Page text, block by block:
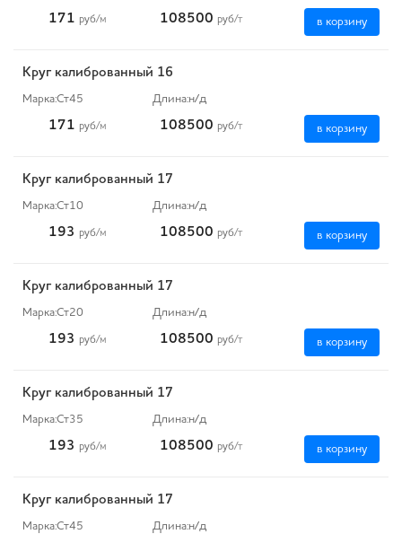
171 руб/м 108500 руб/т в корзину
Круг калиброванный 16
Марка:Ст45 Длина:н/д
171 руб/м 108500 руб/т в корзину
Круг калиброванный 17
Марка:Ст10 Длина:н/д
193 руб/м 108500 руб/т в корзину
Круг калиброванный 17
Марка:Ст20 Длина:н/д
193 руб/м 108500 руб/т в корзину
Круг калиброванный 17
Марка:Ст35 Длина:н/д
193 руб/м 108500 руб/т в корзину
Круг калиброванный 17
Марка:Ст45 Длина:н/д